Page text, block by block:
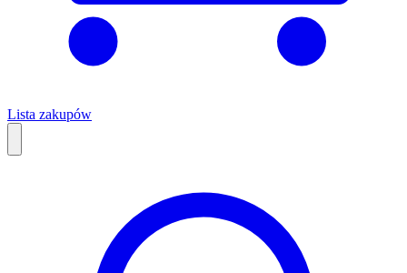
Lista zakupów